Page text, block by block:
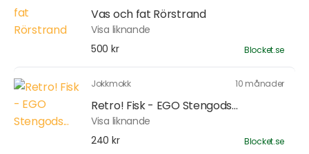
Vas och fat Rörstrand
Visa liknande
500 kr
Blocket.se
Jokkmokk 10 månader
Retro! Fisk - EGO Stengods...
Visa liknande
240 kr
Blocket.se